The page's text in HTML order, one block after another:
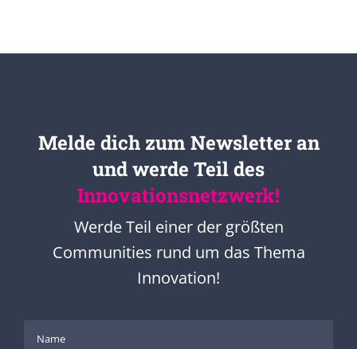
und werde Teil des
Innovationsnetzwerk!
Werde Teil einer der größten
Communities rund um das Thema
Innovation!